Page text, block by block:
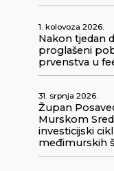
1. kolovoza 2026.
Nakon tjedan
proglašeni
prvenstva u
31. srpnja 2026.
Župan
Murskom
investicijski
međimurskih